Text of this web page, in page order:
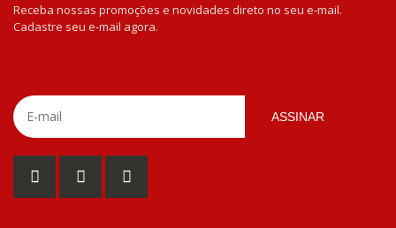
Receba nossas promoções e novidades direto no seu e-mail.
Cadastre seu e-mail agora.
ASSINAR